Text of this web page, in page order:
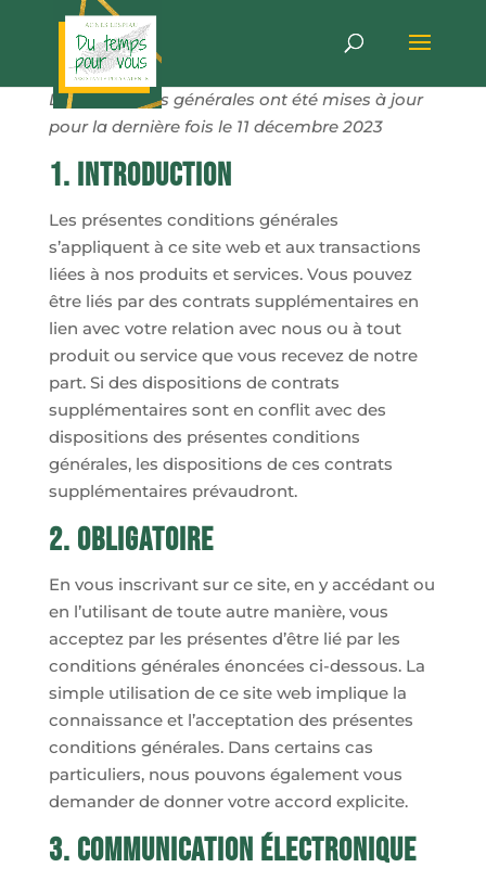
Les conditions générales ont été mises à jour
pour la dernière fois le 11 décembre 2023
1. Introduction
Les présentes conditions générales
s’appliquent à ce site web et aux transactions
liées à nos produits et services. Vous pouvez
être liés par des contrats supplémentaires en
lien avec votre relation avec nous ou à tout
produit ou service que vous recevez de notre
part. Si des dispositions de contrats
supplémentaires sont en conflit avec des
dispositions des présentes conditions
générales, les dispositions de ces contrats
supplémentaires prévaudront.
2. Obligatoire
En vous inscrivant sur ce site, en y accédant ou
en l’utilisant de toute autre manière, vous
acceptez par les présentes d’être lié par les
conditions générales énoncées ci-dessous. La
simple utilisation de ce site web implique la
connaissance et l’acceptation des présentes
conditions générales. Dans certains cas
particuliers, nous pouvons également vous
demander de donner votre accord explicite.
3. Communication électronique